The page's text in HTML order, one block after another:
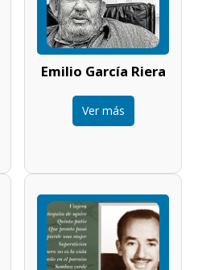
Emilio García Riera
Ver más